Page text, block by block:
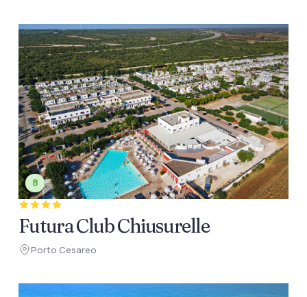
8
Futura Club Chiusurelle
Porto Cesareo